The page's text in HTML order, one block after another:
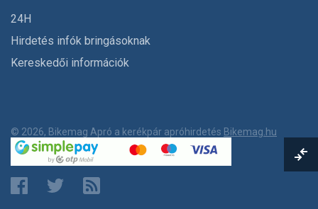
24H
Hirdetés infók bringásoknak
Kereskedői információk
© 2026, Bikemag Apró a kerékpár apróhirdetés Bikemag.hu